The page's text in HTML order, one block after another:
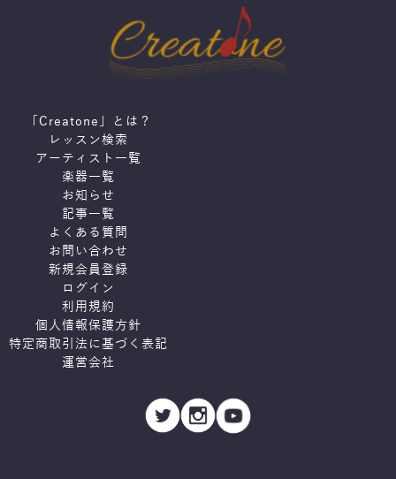
「Creatone」とは？
レッスン検索
アーティスト一覧
楽器一覧
お知らせ
記事一覧
よくある質問
お問い合わせ
新規会員登録
ログイン
利用規約
個人情報保護方針
特定商取引法に基づく表記
運営会社